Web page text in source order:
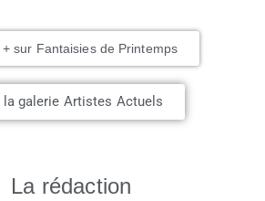
+ sur Fantaisies de Printemps
galerie Artistes Actuels
La rédaction